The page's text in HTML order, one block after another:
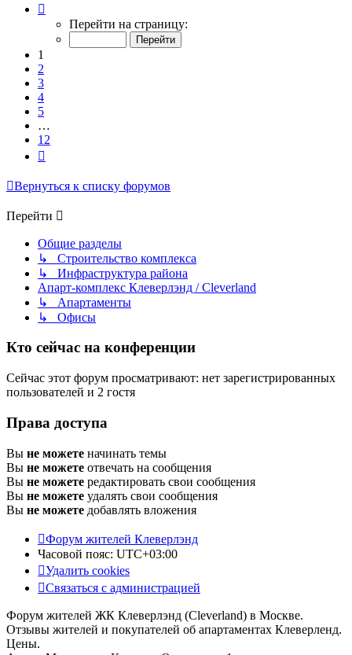
Перейти на страницу:
1
2
3
4
5
…
12
Вернуться к списку форумов
Перейти
Общие разделы
↳ Строительство комплекса
↳ Инфраструктура района
Апарт-комплекс Клеверлэнд / Cleverland
↳ Апартаменты
↳ Офисы
Кто сейчас на конференции
Сейчас этот форум просматривают: нет зарегистрированных
пользователей и 2 гостя
Права доступа
Вы не можете начинать темы
Вы не можете отвечать на сообщения
Вы не можете редактировать свои сообщения
Вы не можете удалять свои сообщения
Вы не можете добавлять вложения
Форум жителей Клеверлэнд
Часовой пояс: UTC+03:00
Удалить cookies
Связаться с администрацией
Форум жителей ЖК Клеверлэнд (Cleverland) в Москве.
Отзывы жителей и покупателей об апартаментах Клеверленд.
Цены.